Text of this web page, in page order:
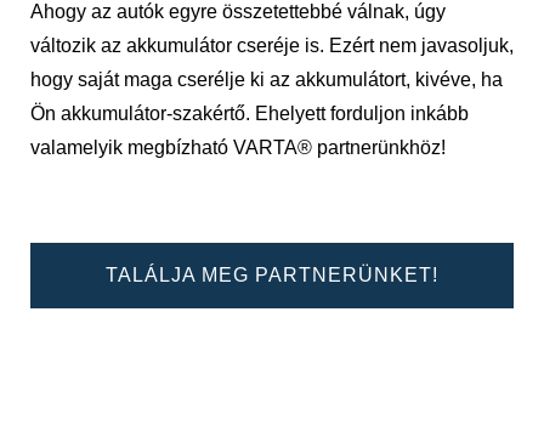
Ahogy az autók egyre összetettebbé válnak, úgy
változik az akkumulátor cseréje is. Ezért nem javasoljuk,
hogy saját maga cserélje ki az akkumulátort, kivéve, ha
Ön akkumulátor-szakértő. Ehelyett forduljon inkább
valamelyik megbízható VARTA® partnerünkhöz!
TALÁLJA MEG PARTNERÜNKET!